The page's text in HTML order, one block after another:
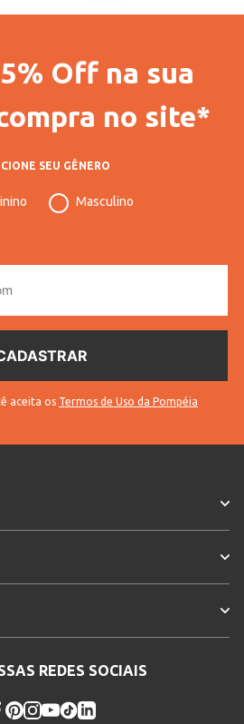
Off na sua
no site*
SEU GÊNERO
Masculino
aceita os Termos de Uso da Pompéia
REDES SOCIAIS